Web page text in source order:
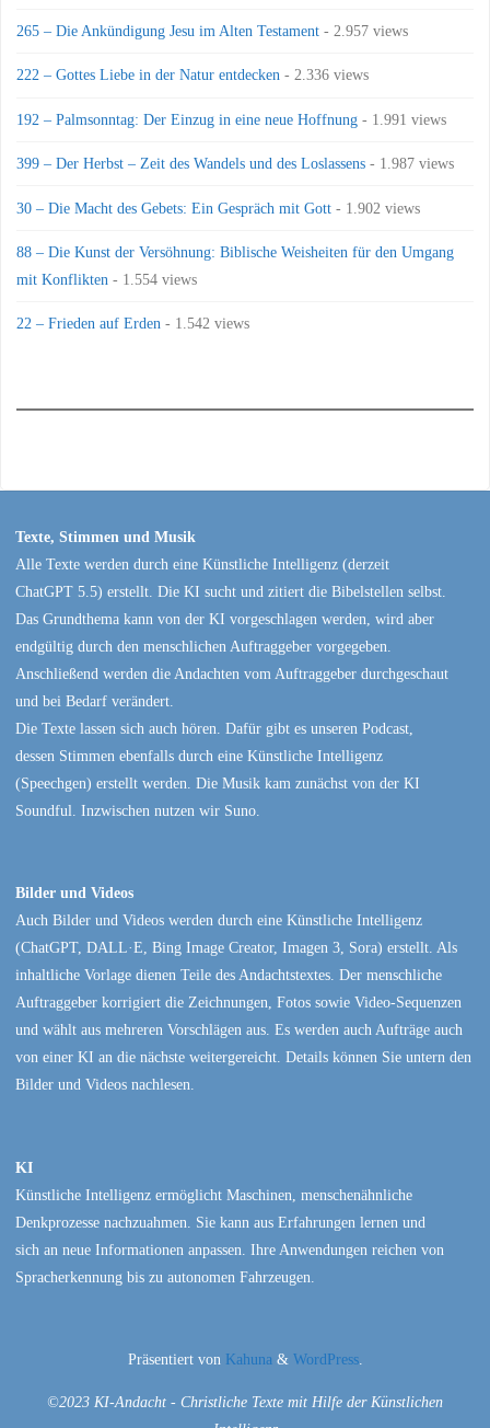
265 – Die Ankündigung Jesu im Alten Testament - 2.957 views
222 – Gottes Liebe in der Natur entdecken - 2.336 views
192 – Palmsonntag: Der Einzug in eine neue Hoffnung - 1.991 views
399 – Der Herbst – Zeit des Wandels und des Loslassens - 1.987 views
30 – Die Macht des Gebets: Ein Gespräch mit Gott - 1.902 views
88 – Die Kunst der Versöhnung: Biblische Weisheiten für den Umgang
mit Konflikten - 1.554 views
22 – Frieden auf Erden - 1.542 views
Texte, Stimmen und Musik
Alle Texte werden durch eine Künstliche Intelligenz (derzeit
ChatGPT 5.5) erstellt. Die KI sucht und zitiert die Bibelstellen selbst.
Das Grundthema kann von der KI vorgeschlagen werden, wird aber
endgültig durch den menschlichen Auftraggeber vorgegeben.
Anschließend werden die Andachten vom Auftraggeber durchgeschaut
und bei Bedarf verändert.
Die Texte lassen sich auch hören. Dafür gibt es unseren Podcast,
dessen Stimmen ebenfalls durch eine Künstliche Intelligenz
(Speechgen) erstellt werden. Die Musik kam zunächst von der KI
Soundful. Inzwischen nutzen wir Suno.
Bilder und Videos
Auch Bilder und Videos werden durch eine Künstliche Intelligenz
(ChatGPT, DALL·E, Bing Image Creator, Imagen 3, Sora) erstellt. Als
inhaltliche Vorlage dienen Teile des Andachtstextes. Der menschliche
Auftraggeber korrigiert die Zeichnungen, Fotos sowie Video-Sequenzen
und wählt aus mehreren Vorschlägen aus. Es werden auch Aufträge auch
von einer KI an die nächste weitergereicht. Details können Sie untern den
Bilder und Videos nachlesen.
KI
Künstliche Intelligenz ermöglicht Maschinen, menschenähnliche
Denkprozesse nachzuahmen. Sie kann aus Erfahrungen lernen und
sich an neue Informationen anpassen. Ihre Anwendungen reichen von
Spracherkennung bis zu autonomen Fahrzeugen.
Präsentiert von Kahuna & WordPress.
©2023 KI-Andacht - Christliche Texte mit Hilfe der Künstlichen